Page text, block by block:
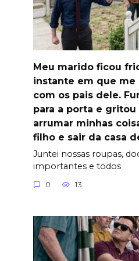
Meu marido ficou
instante em que me
com os pais dele.
para a porta e
arrumar minhas
filho e sair da casa
Juntei nossas roupas,
importantes e todos
0 13